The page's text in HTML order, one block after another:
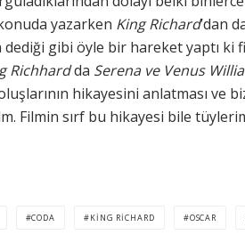
yazarken King Richard’dan
dediği gibi öyle bir hareket yaptı ki
Richhardda Serena ve Venus
hikayesini anlatması ve
Filmin sırf bu hikayesi bile
CODA KING RICHARD OSCAR